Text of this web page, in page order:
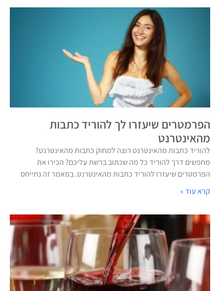
הפרמטרים שיעזרו לך להוריד כתבות
מהאינטרנט
להוריד כתבות מהאינטרנט רוצה למחוק כתבות מהאינטרנט?
מחפשים דרך להוריד כל מה שכתוב ברשת עליכם? הכירו את
הפרמטרים שיעזרו להוריד כתבות מהאינטרנט. במאמר זה נתייחס
קרא עוד »